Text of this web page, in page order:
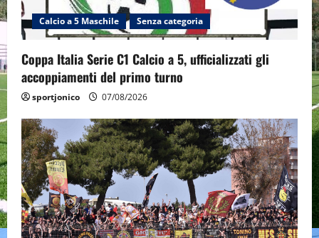
Calcio a 5 Maschile Senza categoria
Coppa Italia Serie C1 Calcio a 5, ufficializzati gli
accoppiamenti del primo turno
sportjonico 07/08/2026